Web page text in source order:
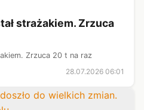
strażakiem. Zrzuca
Zrzuca 20 t na raz
28.07.2026 06:01